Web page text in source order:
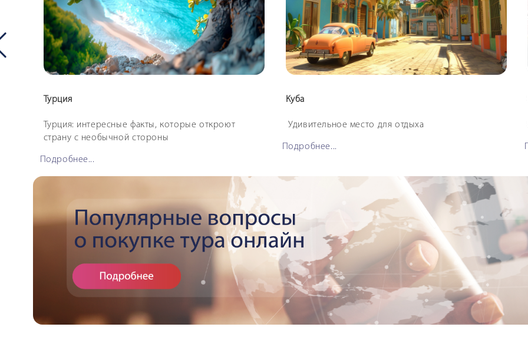
Турция
Турция: интересные факты, которые откроют
страну с необычной стороны
Подробнее...
Куба
Удивительное место для отдыха
Подробнее...